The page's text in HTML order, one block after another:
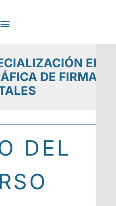
EN
DE FIRMAS
DEL